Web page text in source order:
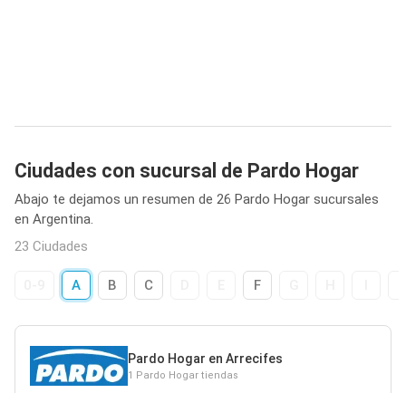
Ciudades con sucursal de Pardo Hogar
Abajo te dejamos un resumen de 26 Pardo Hogar sucursales
en Argentina.
23 Ciudades
A B C F
Pardo Hogar en Arrecifes
1 Pardo Hogar tiendas